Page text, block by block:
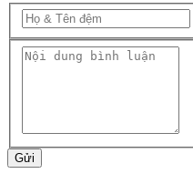
Gửi